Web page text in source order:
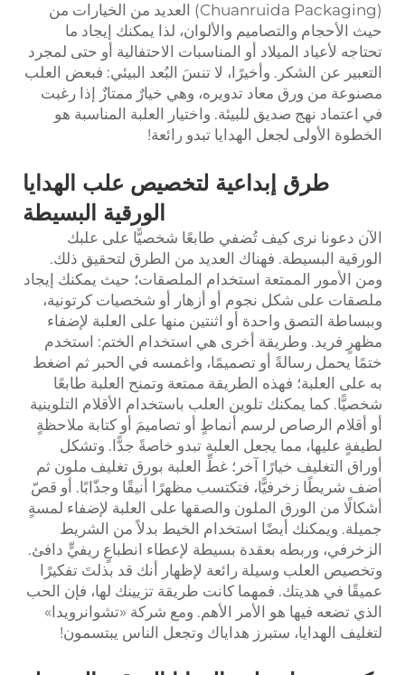
(Chuanruida Packaging) العديد من الخيارات من
حيث الأحجام والتصاميم والألوان، لذا يمكنك إيجاد ما
تحتاجه لأعياد الميلاد أو المناسبات الاحتفالية أو حتى لمجرد
التعبير عن الشكر. وأخيرًا، لا تنسَ البُعد البيئي: فبعض العلب
مصنوعة من ورق معاد تدويره، وهي خيارٌ ممتازٌ إذا رغبت
في اعتماد نهج صديق للبيئة. واختيار العلبة المناسبة هو
الخطوة الأولى لجعل الهدايا تبدو رائعة!
طرق إبداعية لتخصيص علب الهدايا
الورقية البسيطة
الآن دعونا نرى كيف تُضفي طابعًا شخصيًّا على علبك
الورقية البسيطة. فهناك العديد من الطرق لتحقيق ذلك.
ومن الأمور الممتعة استخدام الملصقات؛ حيث يمكنك إيجاد
ملصقات على شكل نجوم أو أزهار أو شخصيات كرتونية،
وببساطة التصق واحدة أو اثنتين منها على العلبة لإضفاء
مظهرٍ فريد. وطريقة أخرى هي استخدام الختم: استخدم
ختمًا يحمل رسالةً أو تصميمًا، واغمسه في الحبر ثم اضغط
به على العلبة؛ فهذه الطريقة ممتعة وتمنح العلبة طابعًا
شخصيًّا. كما يمكنك تلوين العلب باستخدام الأقلام التلوينية
أو أقلام الرصاص لرسم أنماطٍ أو تصاميمَ أو كتابة ملاحظةٍ
لطيفةٍ عليها، مما يجعل العلبة تبدو خاصةً جدًّا. وتشكل
أوراق التغليف خيارًا آخر؛ غطِّ العلبة بورق تغليف ملون ثم
أضف شريطًا زخرفيًّا، فتكتسب مظهرًا أنيقًا وجذّابًا. أو قصّ
أشكالًا من الورق الملون والصقها على العلبة لإضفاء لمسةٍ
جميلة. ويمكنك أيضًا استخدام الخيط بدلاً من الشريط
الزخرفي، وربطه بعقدة بسيطة لإعطاء انطباعٍ ريفيٍّ دافئ.
وتخصيص العلب وسيلة رائعة لإظهار أنك قد بذلتَ تفكيرًا
عميقًا في هديتك. فمهما كانت طريقة تزيينك لها، فإن الحب
الذي تضعه فيها هو الأمر الأهم. ومع شركة «تشوانرويدا»
لتغليف الهدايا، ستبرز هداياك وتجعل الناس يبتسمون!